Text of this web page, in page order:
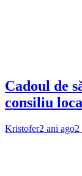
Cadoul de
consiliu
Kristofer2 ani ago2